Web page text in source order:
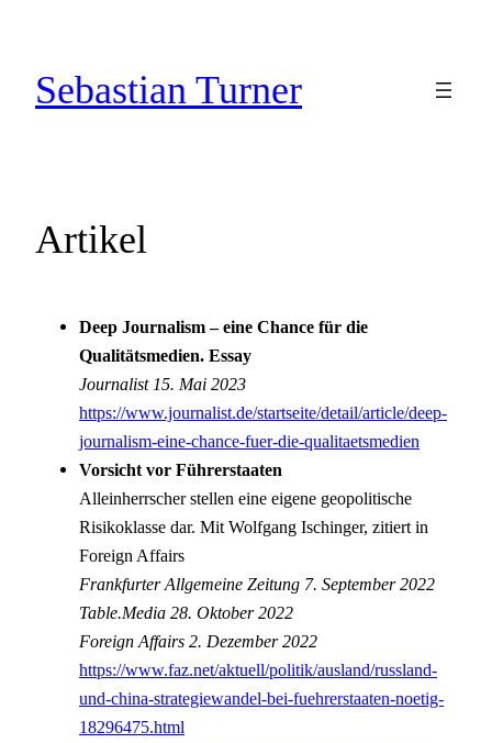
springenSebastian Turner
Artikel
Deep Journalism – eine Chance für die
Qualitätsmedien. Essay
Journalist 15. Mai 2023
https://www.journalist.de/startseite/detail/article/deep-
journalism-eine-chance-fuer-die-qualitaetsmedien
Vorsicht vor Führerstaaten
Alleinherrscher stellen eine eigene geopolitische
Risikoklasse dar. Mit Wolfgang Ischinger, zitiert in
Foreign Affairs
Frankfurter Allgemeine Zeitung 7. September 2022
Table.Media 28. Oktober 2022
Foreign Affairs 2. Dezember 2022
https://www.faz.net/aktuell/politik/ausland/russland-
und-china-strategiewandel-bei-fuehrerstaaten-noetig-
18296475.html